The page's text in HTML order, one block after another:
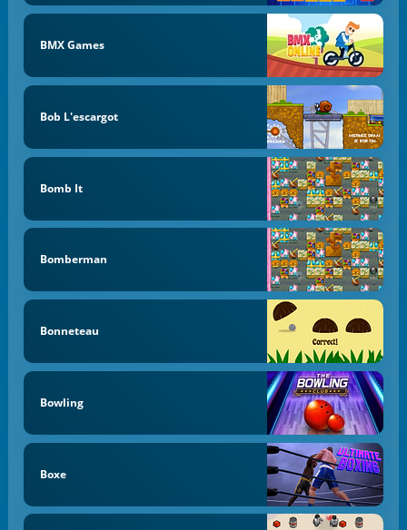
BMX Games
Bob L'escargot
Bomb It
Bomberman
Bonneteau
Bowling
Boxe